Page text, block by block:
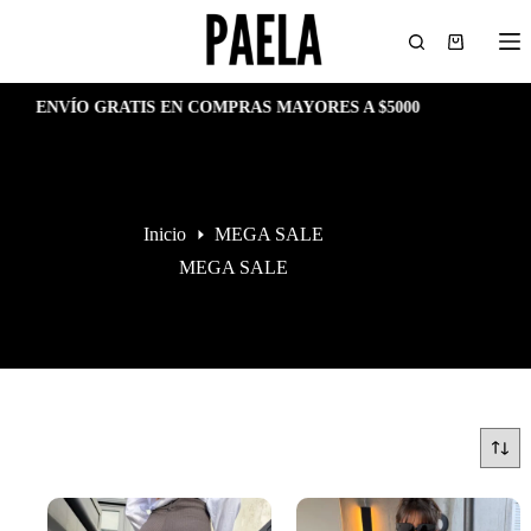
Carro
GRATIS EN COMPRAS MAYORES A $5000
Inicio
MEGA SALE
MEGA SALE